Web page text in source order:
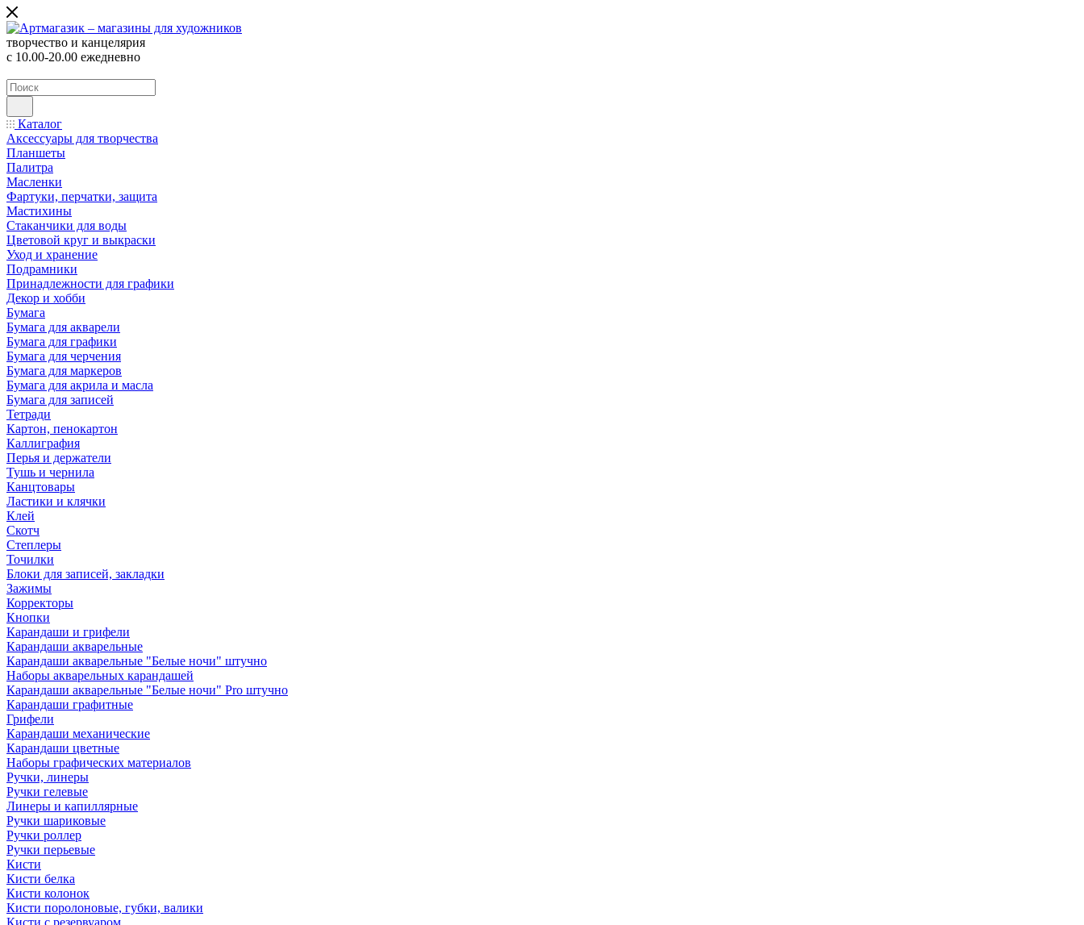
творчество и канцелярия
с 10.00-20.00 ежедневно
Каталог
Аксессуары для творчества
Планшеты
Палитра
Масленки
Фартуки, перчатки, защита
Мастихины
Стаканчики для воды
Цветовой круг и выкраски
Уход и хранение
Подрамники
Принадлежности для графики
Декор и хобби
Бумага
Бумага для акварели
Бумага для графики
Бумага для черчения
Бумага для маркеров
Бумага для акрила и масла
Бумага для записей
Тетради
Картон, пенокартон
Каллиграфия
Перья и держатели
Тушь и чернила
Канцтовары
Ластики и клячки
Клей
Скотч
Степлеры
Точилки
Блоки для записей, закладки
Зажимы
Корректоры
Кнопки
Карандаши и грифели
Карандаши акварельные
Карандаши акварельные "Белые ночи" штучно
Наборы акварельных карандашей
Карандаши акварельные "Белые ночи" Pro штучно
Карандаши графитные
Грифели
Карандаши механические
Карандаши цветные
Наборы графических материалов
Ручки, линеры
Ручки гелевые
Линеры и капиллярные
Ручки шариковые
Ручки роллер
Ручки перьевые
Кисти
Кисти белка
Кисти колонок
Кисти поролоновые, губки, валики
Кисти с резервуаром